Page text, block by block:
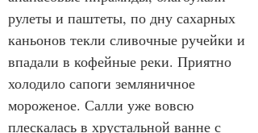
рулеты и паштеты, по дну сахарных
каньонов текли сливочные ручейки и
впадали в кофейные реки. Приятно
холодило сапоги земляничное
мороженое. Салли уже вовсю
плескалась в хрустальной ванне с